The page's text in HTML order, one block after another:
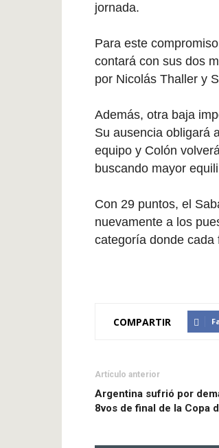
jornada.
Para este
contará con sus dos
por Nicolás Thaller y
Además, otra baja
Su ausencia obligará
equipo y Colón
buscando mayor
Con 29 puntos, el
nuevamente a los
categoría donde cada
COMPARTIR
Artículo anterior
Argentina sufrió por
8vos de final de la Copa